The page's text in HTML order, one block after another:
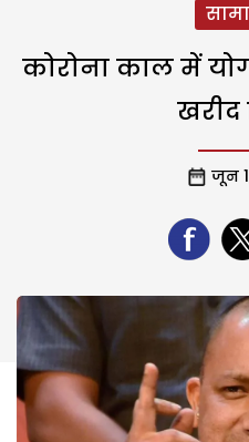
कोरोना काल में
खरीद
जून